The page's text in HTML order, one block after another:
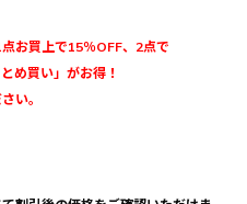
お買上で15％OFF、2点で
め買い」がお得！
い。